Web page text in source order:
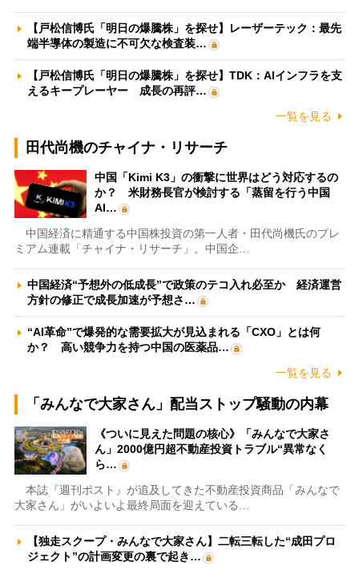
【戸松信博氏「明日の爆騰株」を探せ】レーザーテック：最先
端半導体の製造に不可欠な検査装…
【戸松信博氏「明日の爆騰株」を探せ】TDK：AIインフラを支
えるキープレーヤー 成長の再評…
一覧を見る
田代尚機のチャイナ・リサーチ
中国「Kimi K3」の衝撃に世界はどう対応するの
か？ 米財務長官が検討する「蒸留を行う中国
AI…
中国経済に精通する中国株投資の第一人者・田代尚機氏のプレ
ミアム連載「チャイナ・リサーチ」。中国企…
中国経済“予想外の低成長”で政策のテコ入れ必至か 経済運営
方針の修正で成長加速が予想さ…
“AI革命”で爆発的な需要拡大が見込まれる「CXO」とは何
か？ 高い競争力を持つ中国の医薬品…
一覧を見る
「みんなで大家さん」配当ストップ騒動の内幕
《ついに見えた問題の核心》「みんなで大家さ
ん」2000億円超不動産投資トラブル“異常なく
ら…
本誌『週刊ポスト』が追及してきた不動産投資商品「みんなで
大家さん」がいよいよ最終局面を迎えている…
【独走スクープ・みんなで大家さん】二転三転した“成田プロ
ジェクト”の計画変更の裏で起き…